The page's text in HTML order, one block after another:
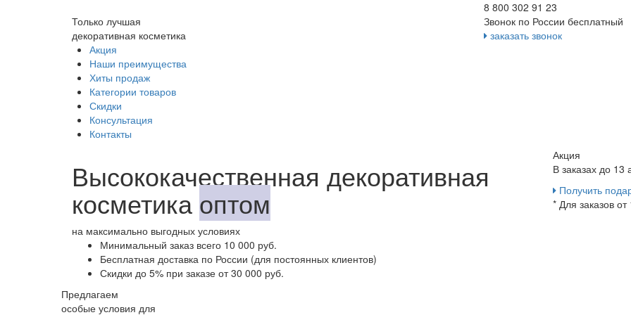
Только лучшая
декоративная косметика
8 800 302 91 23
Звонок по России бесплатный
заказать звонок
Акция
Наши преимущества
Хиты продаж
Категории товаров
Скидки
Консультация
Контакты
Высококачественная декоративная
косметика оптом
на максимально выгодных условиях
Минимальный заказ всего 10 000 руб.
Бесплатная доставка по России (для постоянных клиентов)
Скидки до 5% при заказе от 30 000 руб.
Акция
В заказах до 13
Получить
* Для заказов
Предлагаем
особые условия для